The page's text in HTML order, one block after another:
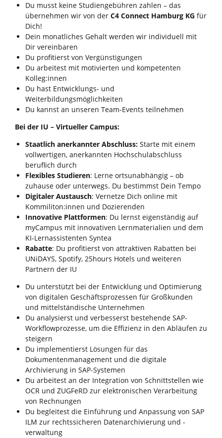
Du musst keine Studiengebühren zahlen – das
übernehmen wir von der C4 Connect Hamburg KG für
Dich!
Dein monatliches Gehalt werden wir individuell mit
Dir vereinbaren
Du profitierst von Vergünstigungen
Du arbeitest mit motivierten und kompetenten
Kolleg:innen
Du hast Entwicklungs- und
Weiterbildungsmöglichkeiten
Du kannst an unseren Team-Events teilnehmen
Bei der IU – Virtueller Campus:
Staatlich anerkannter Abschluss: Starte mit einem
vollwertigen, anerkannten Hochschulabschluss
beruflich durch
Flexibles Studieren: Lerne ortsunabhängig – ob
zuhause oder unterwegs. Du bestimmst Dein Tempo
Digitaler Austausch: Vernetze Dich online mit
Kommiliton:innen und Dozierenden
Innovative Plattformen: Du lernst eigenständig auf
myCampus mit innovativen Lernmaterialien und dem
KI‑Lernassistenten Syntea
Rabatte: Du profitierst von attraktiven Rabatten bei
UNiDAYS, Spotify, 25hours Hotels und weiteren
Partnern der IU
Du unterstützt bei der Entwicklung und Optimierung
von digitalen Geschäftsprozessen für Großkunden
und mittelständische Unternehmen
Du analysierst und verbesserst bestehende SAP-
Workflowprozesse, um die Effizienz in den Abläufen zu
steigern
Du implementierst Lösungen für das
Dokumentenmanagement und die digitale
Archivierung in SAP-Systemen
Du arbeitest an der Integration von Schnittstellen wie
OCR und ZUGFeRD zur elektronischen Verarbeitung
von Rechnungen
Du begleitest die Einführung und Anpassung von SAP
ILM zur rechtssicheren Datenarchivierung und -
verwaltung